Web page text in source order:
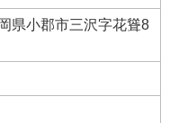
県小郡市三沢字花聳8